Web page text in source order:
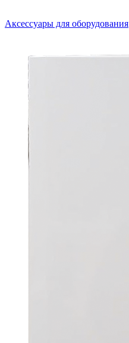
Аксессуары для оборудования